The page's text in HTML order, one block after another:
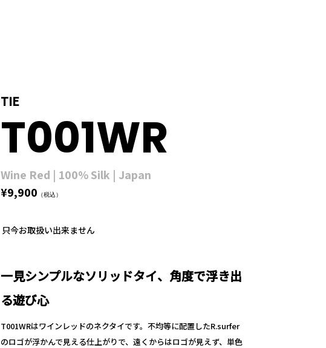
TIE
T001WR
Wine Red | 100% Silk | Japan
¥9,900 （税込）
只今お取扱い出来ません
一見シンプルなソリッドタイ、角度で浮き出
る遊び心
T001WRはワインレッドのネクタイです。不均等に配置したR.surfer
のロゴが浮かんで見える仕上がりで、遠くからはロゴが見えず、単色